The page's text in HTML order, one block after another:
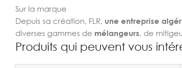
Sur la marque
Depuis sa création, FLR, une entreprise
diverses gammes de mélangeurs, de
Produits qui peuvent vous